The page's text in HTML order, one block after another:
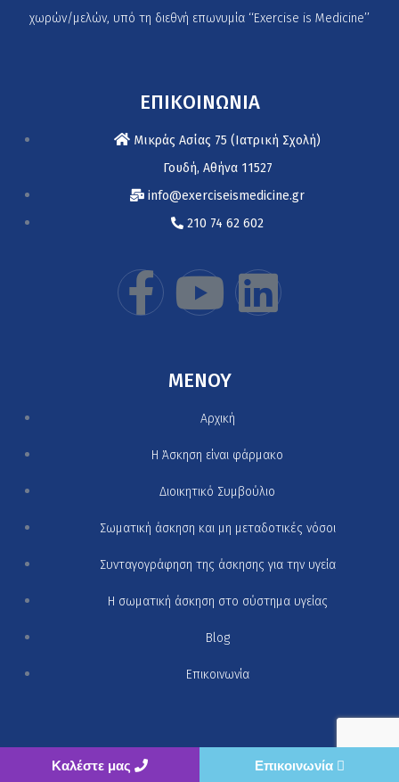
χωρών/μελών, υπό τη διεθνή επωνυμία ‘‘Exercise is Medicine’’
ΕΠΙΚΟΙΝΩΝΙΑ
Μικράς Ασίας 75 (Ιατρική Σχολή)
Γουδή, Αθήνα 11527
info@exerciseismedicine.gr
210 74 62 602
MENOY
Αρχική
H Άσκηση είναι φάρμακο
Διοικητικό Συμβούλιο
Σωματική άσκηση και μη μεταδοτικές νόσοι
Συνταγογράφηση της άσκησης για την υγεία
Η σωματική άσκηση στο σύστημα υγείας
Blog
Επικοινωνία
Καλέστε μας Επικοινωνία